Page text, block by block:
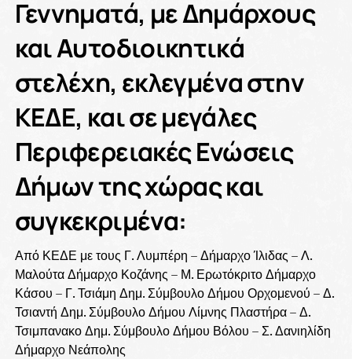
Γεννηματά, με Δημάρχους
και Αυτοδιοικητικά
στελέχη, εκλεγμένα στην
ΚΕΔΕ, και σε μεγάλες
Περιφερειακές Ενώσεις
Δήμων της χώρας και
συγκεκριμένα:
Από ΚΕΔΕ με τους Γ. Λυμπέρη – Δήμαρχο Ίλιδας – Λ.
Μαλούτα Δήμαρχο Κοζάνης – Μ. Ερωτόκριτο Δήμαρχο
Κάσου – Γ. Τσιάμη Δημ. Σύμβουλο Δήμου Ορχομενού – Δ.
Τσιαντή Δημ. Σύμβουλο Δήμου Λίμνης Πλαστήρα – Δ.
Τσιμπανακο Δημ. Σύμβουλο Δήμου Βόλου – Σ. Δανιηλίδη
Δήμαρχο Νεάπολης